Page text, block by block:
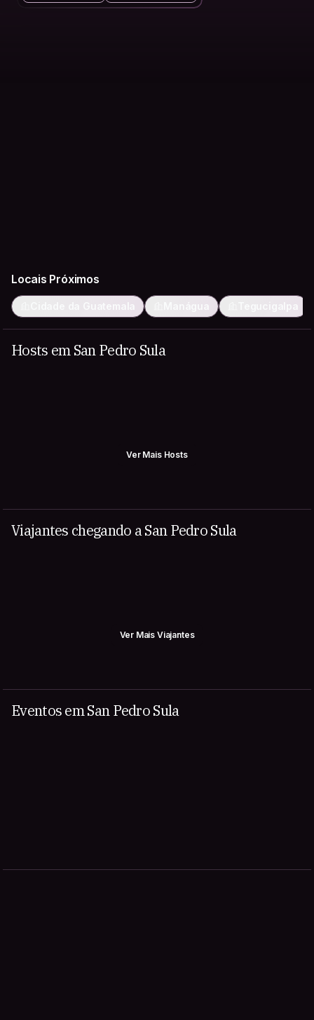
Locais Próximos
Cidade da Guatemala Manágua Tegucigalpa
Hosts em San Pedro Sula
Ver Mais Hosts
Viajantes chegando a San Pedro Sula
Ver Mais Viajantes
Eventos em San Pedro Sula